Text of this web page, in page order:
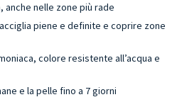
nelle zone più rade
piene e definite e coprire zone
colore resistente all’acqua e
e la pelle fino a 7 giorni